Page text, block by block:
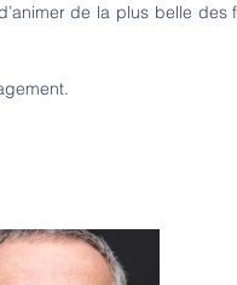
de la plus belle des